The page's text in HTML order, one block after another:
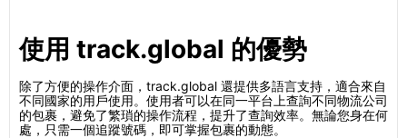
使用 track.global 的優勢
除了方便的操作介面，track.global 還提供多語言支持，適合來自
不同國家的用戶使用。使用者可以在同一平台上查詢不同物流公司
的包裹，避免了繁瑣的操作流程，提升了查詢效率。無論您身在何
處，只需一個追蹤號碼，即可掌握包裹的動態。